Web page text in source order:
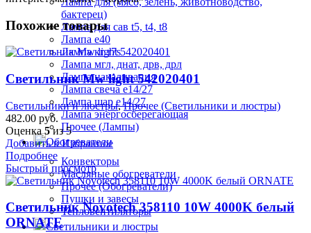
бактерец)
Лампа для сав t5, t4, t8
Лампа е40
Лампа кг r7s
Лампа мгл, днат, дрв, дрл
Лампа накаливания
Лампа свеча е14/27
Лампа шар е14/27
Лампа энергосберегающая
Прочее (Лампы)
Обогреватели
Конвекторы
Масляные обогреватели
Прочее (Обогреватели)
Пушки и завесы
Тепловентиляторы
Светильники и люстры
Похожие товары
Светильник Mw light 542020401
Светильники и люстры,Прочее (Светильники и люстры)
482.00 руб.
Оценка5из 5
Добавить в Избранное
Подробнее
Быстрый просмотр
Светильник Novotech 358110 10W 4000K белый
ORNATE